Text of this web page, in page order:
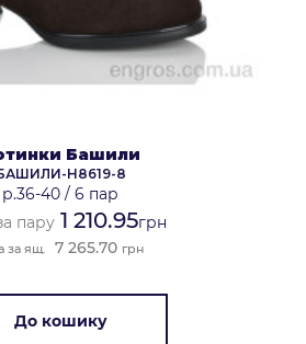
Башили
H8619-8
р.36-40 / 6 пар
пару1 210.95грн
за ящ. 7 265.70 грн
До кошику